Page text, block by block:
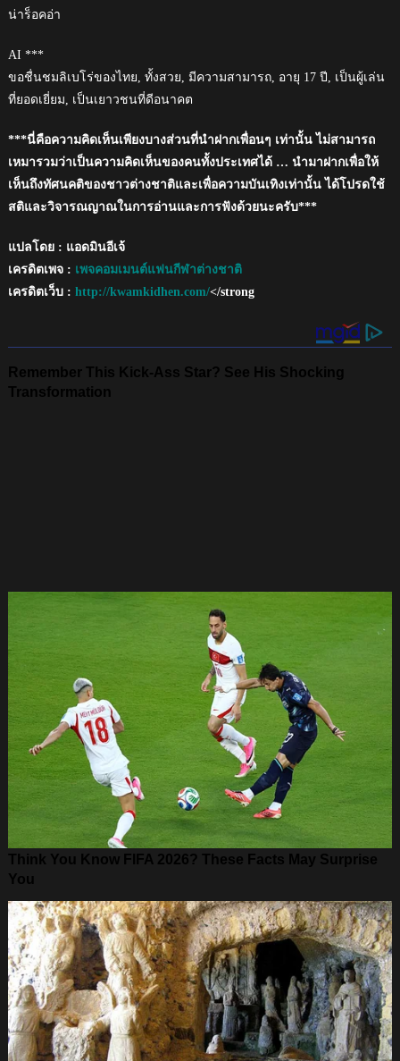
น่าร็อคอ่า
AI ***
ขอชื่นชมลิเบโร่ของไทย, ทั้งสวย, มีความสามารถ, อายุ 17 ปี, เป็นผู้เล่น
ที่ยอดเยี่ยม, เป็นเยาวชนที่ดีอนาคต
***นี่คือความคิดเห็นเพียงบางส่วนที่นำฝากเพื่อนๆ เท่านั้น ไม่สามารถ
เหมารวมว่าเป็นความคิดเห็นของคนทั้งประเทศได้ … นำมาฝากเพื่อให้
เห็นถึงทัศนคติของชาวต่างชาติและเพื่อความบันเทิงเท่านั้น ได้โปรดใช้
สติและวิจารณญาณในการอ่านและการฟังด้วยนะครับ***
แปลโดย : แอดมินอีเจ้
เครดิตเพจ : เพจคอมเมนต์แฟนกีฬาต่างชาติ
เครดิตเว็บ : http://kwamkidhen.com/</strong